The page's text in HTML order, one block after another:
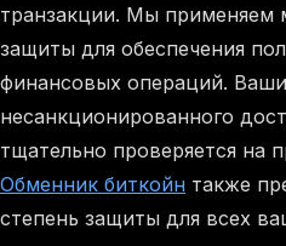
транзакции. Мы применяем
защиты для обеспечения
финансовых операций.
несанкционированного
тщательно проверяется на
Обменник биткойн также
степень защиты для всех